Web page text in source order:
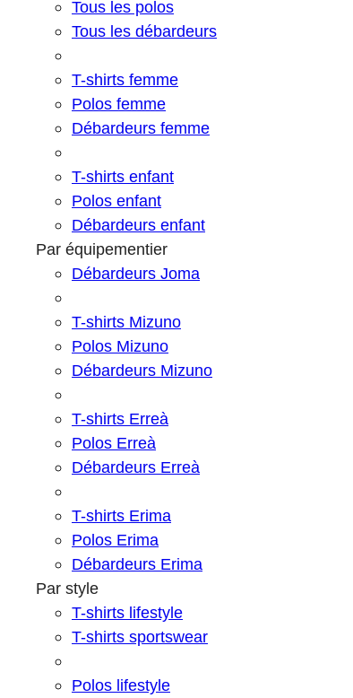
Tous les polos
Tous les débardeurs
T-shirts femme
Polos femme
Débardeurs femme
T-shirts enfant
Polos enfant
Débardeurs enfant
Par équipementier
Débardeurs Joma
T-shirts Mizuno
Polos Mizuno
Débardeurs Mizuno
T-shirts Erreà
Polos Erreà
Débardeurs Erreà
T-shirts Erima
Polos Erima
Débardeurs Erima
Par style
T-shirts lifestyle
T-shirts sportswear
Polos lifestyle